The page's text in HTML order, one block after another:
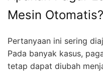
Mesin Otomatis?
Pertanyaan ini sering
Pada banyak kasus,
tetap dapat diubah